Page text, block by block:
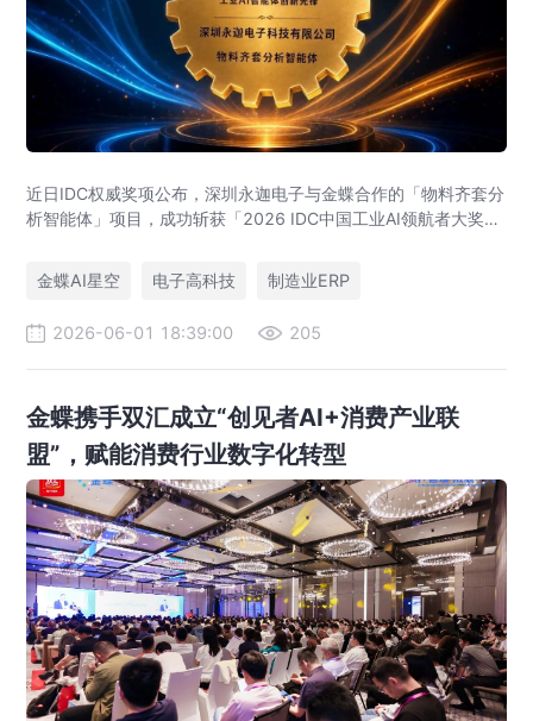
近日IDC权威奖项公布，深圳永迦电子与金蝶合作的「物料齐套分
析智能体」项目，成功斩获「2026 IDC中国工业AI领航者大奖
金蝶AI星空
电子高科技 制造业ERP
2026-06-01 18:39:00 205
金蝶携手双汇成立“创见者AI+消费产业联
盟”，赋能消费行业数字化转型